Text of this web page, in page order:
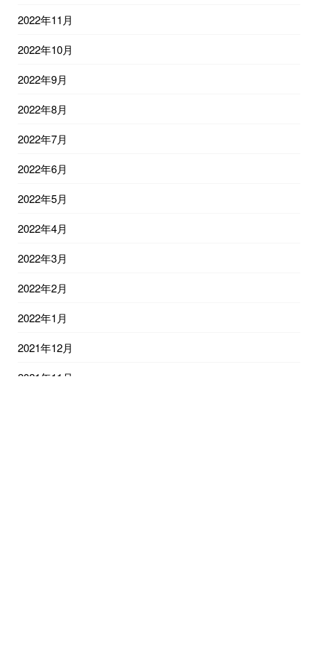
2022年11月
2022年10月
2022年9月
2022年8月
2022年7月
2022年6月
2022年5月
2022年4月
2022年3月
2022年2月
2022年1月
2021年12月
2021年11月